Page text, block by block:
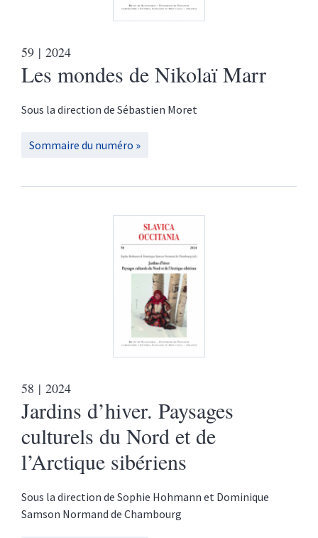
59 | 2024
Les mondes de Nikolaï Marr
Sous la direction de Sébastien Moret
Sommaire du numéro
58 | 2024
Jardins d’hiver. Paysages
culturels du Nord et de
l’Arctique sibériens
Sous la direction de Sophie Hohmann et Dominique
Samson Normand de Chambourg